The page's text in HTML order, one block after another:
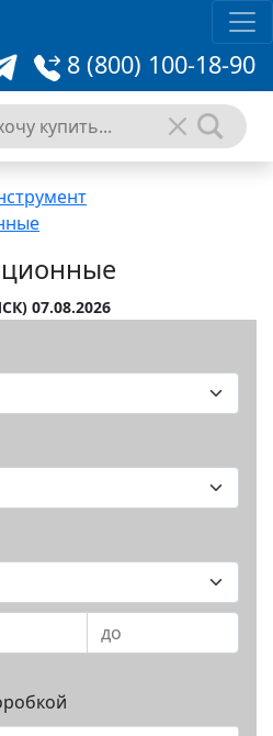
8 (800) 100-18-90
07.08.2026